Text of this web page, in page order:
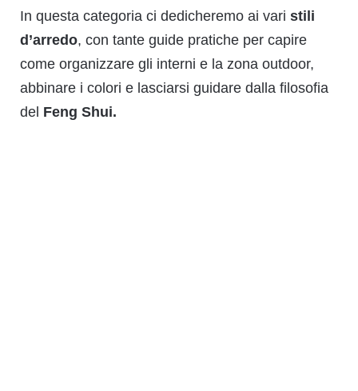
In questa categoria ci dedicheremo ai vari stili
d’arredo, con tante guide pratiche per capire
come organizzare gli interni e la zona outdoor,
abbinare i colori e lasciarsi guidare dalla filosofia
del Feng Shui.